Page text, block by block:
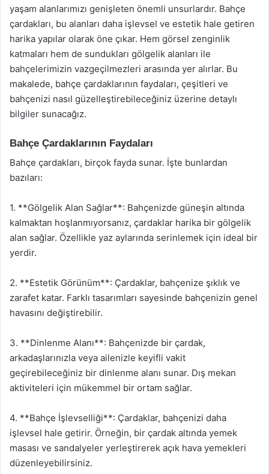
yaşam alanlarımızı genişleten önemli unsurlardır. Bahçe
çardakları, bu alanları daha işlevsel ve estetik hale getiren
harika yapılar olarak öne çıkar. Hem görsel zenginlik
katmaları hem de sundukları gölgelik alanları ile
bahçelerimizin vazgeçilmezleri arasında yer alırlar. Bu
makalede, bahçe çardaklarının faydaları, çeşitleri ve
bahçenizi nasıl güzelleştirebileceğiniz üzerine detaylı
bilgiler sunacağız.
Bahçe Çardaklarının Faydaları
Bahçe çardakları, birçok fayda sunar. İşte bunlardan
bazıları:
1. **Gölgelik Alan Sağlar**: Bahçenizde güneşin altında
kalmaktan hoşlanmıyorsanız, çardaklar harika bir gölgelik
alan sağlar. Özellikle yaz aylarında serinlemek için ideal bir
yerdir.
2. **Estetik Görünüm**: Çardaklar, bahçenize şıklık ve
zarafet katar. Farklı tasarımları sayesinde bahçenizin genel
havasını değiştirebilir.
3. **Dinlenme Alanı**: Bahçenizde bir çardak,
arkadaşlarınızla veya ailenizle keyifli vakit
geçirebileceğiniz bir dinlenme alanı sunar. Dış mekan
aktiviteleri için mükemmel bir ortam sağlar.
4. **Bahçe İşlevselliği**: Çardaklar, bahçenizi daha
işlevsel hale getirir. Örneğin, bir çardak altında yemek
masası ve sandalyeler yerleştirerek açık hava yemekleri
düzenleyebilirsiniz.